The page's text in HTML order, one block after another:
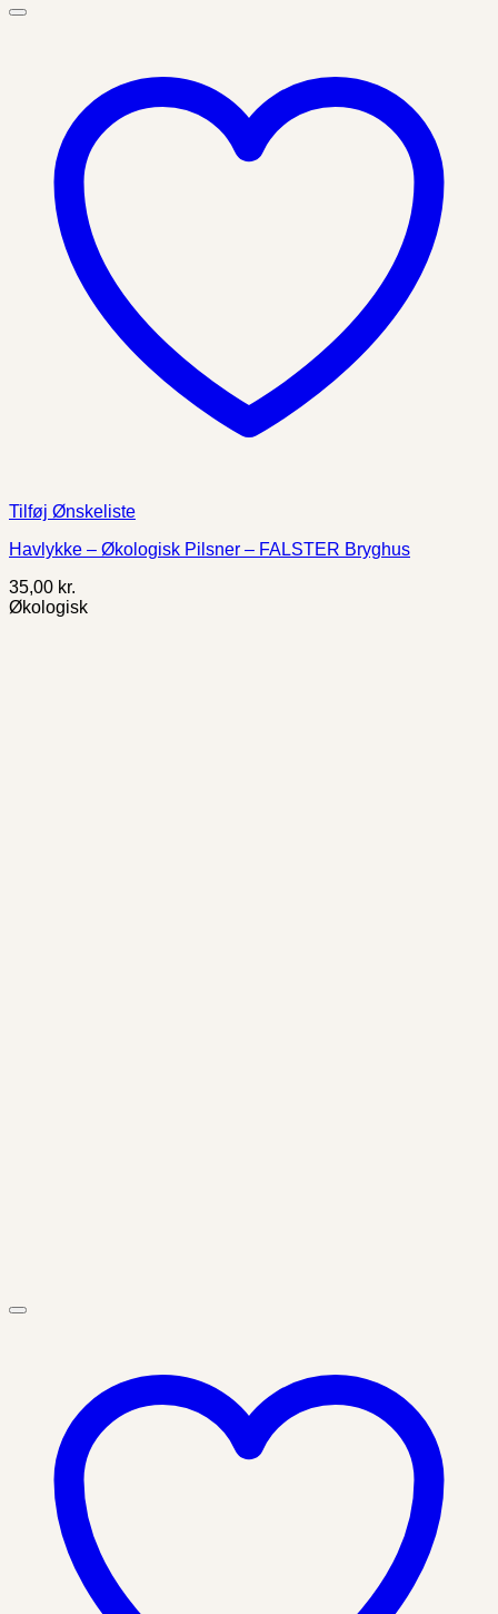
Tilføj Ønskeliste
Havlykke – Økologisk Pilsner – FALSTER Bryghus
35,00 kr.
Økologisk